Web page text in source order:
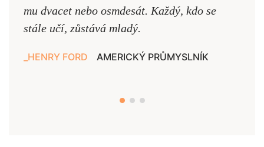
mu dvacet nebo osmdesát. Každý, kdo se
stále učí, zůstává mladý.
HENRY FORD AMERICKÝ PRŮMYSLNÍK